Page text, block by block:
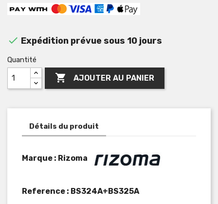
 Expédition prévue sous 10 jours
Quantité
 AJOUTER AU PANIER
Détails du produit
Marque : Rizoma
Reference : BS324A+BS325A